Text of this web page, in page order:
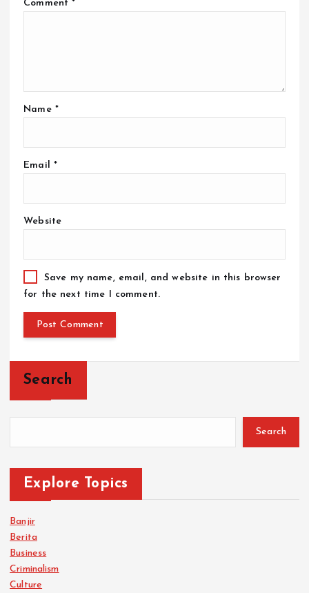
Comment*
Name *
Email *
Website
Save my name, email, and website in this browser
for the next time I comment.
Search
Search
Explore Topics
Banjir
Berita
Business
Criminalism
Culture